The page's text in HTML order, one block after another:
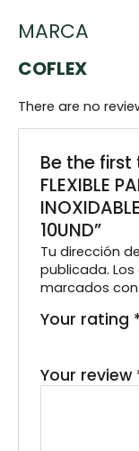
MARCA
COFLEX
There are no
Be the first
FLEXIBLE
10UND”
Tu dirección
publicada.
marcados con
Your rating
Your review